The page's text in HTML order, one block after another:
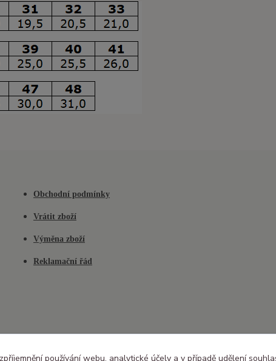
Obchodní podmínky
Vrátit zboží
Výměna zboží
Reklamační řád
používání webu, analytické účely a v případě udělení